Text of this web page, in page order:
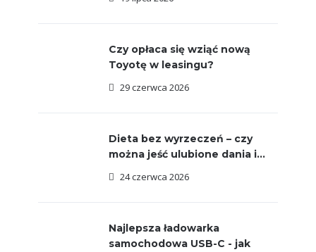
Czy opłaca się wziąć nową
Toyotę w leasingu?
29 czerwca 2026
Dieta bez wyrzeczeń – czy
można jeść ulubione dania i...
24 czerwca 2026
Najlepsza ładowarka
samochodowa USB-C - jak